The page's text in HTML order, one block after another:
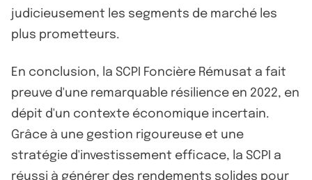
judicieusement les segments de marché les
plus prometteurs.
En conclusion, la SCPI Foncière Rémusat a fait
preuve d'une remarquable résilience en 2022, en
dépit d'un contexte économique incertain.
Grâce à une gestion rigoureuse et une
stratégie d'investissement efficace, la SCPI a
réussi à générer des rendements solides pour